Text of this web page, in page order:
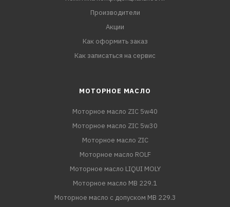
Производители
Акции
Как оформить заказ
Как записаться на сервис
МОТОРНОЕ МАСЛО
Моторное масло ZIC 5w40
Моторное масло ZIC 5w30
Моторное масло ZIC
Моторное масло ROLF
Моторное масло LIQUI MOLY
Моторное масло MB 229.1
Моторное масло с допуском MB 229.3